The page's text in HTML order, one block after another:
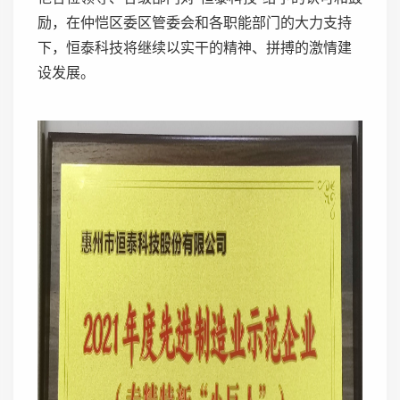
励，在仲恺区委区管委会和各职能部门的大力支持
下，恒泰科技将继续以实干的精神、拼搏的激情建
设发展。